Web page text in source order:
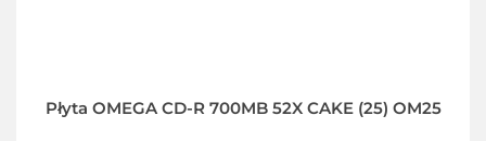
Płyta OMEGA CD-R 700MB 52X CAKE (25) OM25